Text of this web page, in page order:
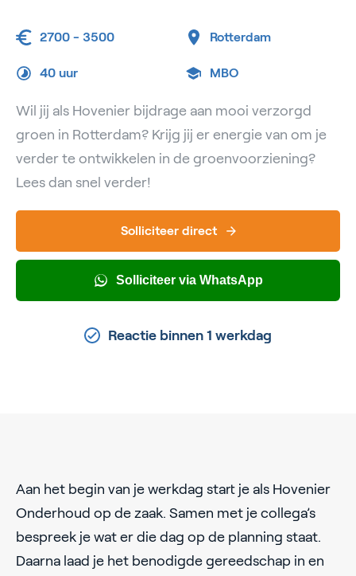
2700 - 3500 Rotterdam
40 uur MBO
Wil jij als Hovenier bijdrage aan mooi verzorgd
groen in Rotterdam? Krijg jij er energie van om je
verder te ontwikkelen in de groenvoorziening?
Lees dan snel verder!
Solliciteer direct
Solliciteer via WhatsApp
Reactie binnen 1 werkdag
Aan het begin van je werkdag start je als Hovenier
Onderhoud op de zaak. Samen met je collega’s
bespreek je wat er die dag op de planning staat.
Daarna laad je het benodigde gereedschap in en